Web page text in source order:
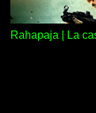
Rahapaja | La